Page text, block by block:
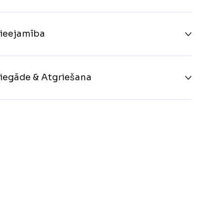
& Atgriešana